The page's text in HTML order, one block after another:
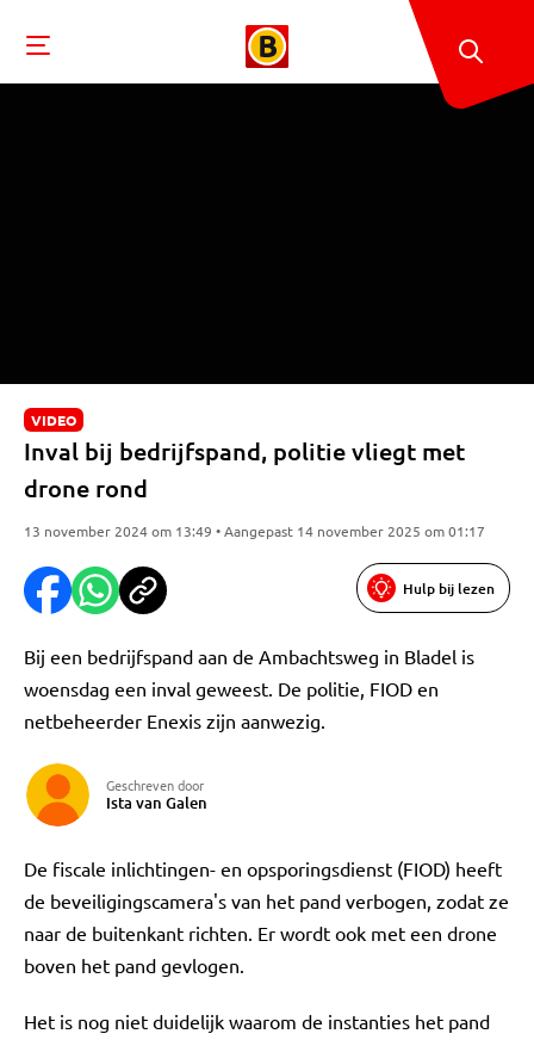
VIDEO
Inval bij bedrijfspand, politie vliegt met
drone rond
13 november 2024 om 13:49 • Aangepast 14 november 2025 om 01:17
Hulp bij lezen
Bij een bedrijfspand aan de Ambachtsweg in Bladel is
woensdag een inval geweest. De politie, FIOD en
netbeheerder Enexis zijn aanwezig.
Geschreven door
Ista van Galen
De fiscale inlichtingen- en opsporingsdienst (FIOD) heeft
de beveiligingscamera's van het pand verbogen, zodat ze
naar de buitenkant richten. Er wordt ook met een drone
boven het pand gevlogen.
Het is nog niet duidelijk waarom de instanties het pand